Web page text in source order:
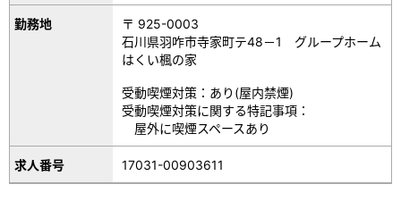
勤務地
〒 925-0003
石川県羽咋市寺家町テ48－1 グループホーム
はくい楓の家
受動喫煙対策：あり(屋内禁煙)
受動喫煙対策に関する特記事項：
屋外に喫煙スペースあり
求人番号 17031-00903611